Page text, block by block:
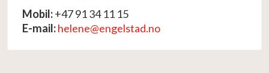
Mobil:+47 91 34 11 15
E-mail:helene@engelstad.no